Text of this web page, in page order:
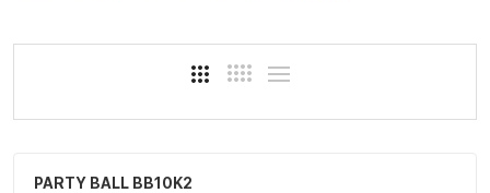
PARTY BALL BB10K2